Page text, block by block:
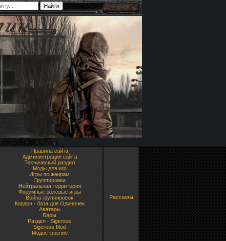
Правила сайта
Администрация сайта
Технический раздел
Моды для игр
Игры по жанрам
Группировки
Нейтральная территория
Форумные ролевые игры
Война группировок
Кордон - база для Одиночек
Аватары
Бары
Раздел - Sigerous
Sigerous Mod
Модостроение
Рассказы